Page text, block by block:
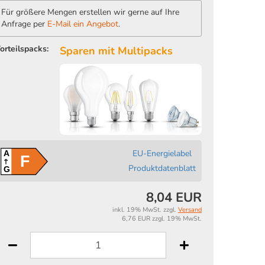
Für größere Mengen erstellen wir gerne auf Ihre
Anfrage per E-Mail ein Angebot.
Sparen mit Multipacks
A
GF
EU-Energielabel
Produktdatenblatt
8,04 EUR
inkl. 19% MwSt. zzgl. Versand
6,76 EUR zzgl. 19% MwSt.